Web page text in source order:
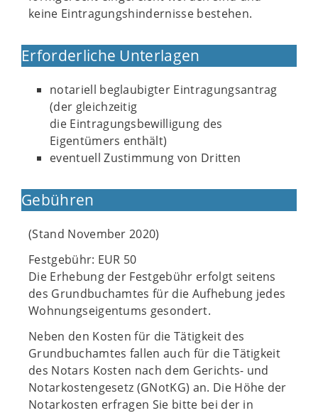
keine Eintragungshindernisse bestehen.
Erforderliche Unterlagen
notariell beglaubigter Eintragungsantrag
(der gleichzeitig
die Eintragungsbewilligung des
Eigentümers enthält)
eventuell Zustimmung von Dritten
Gebühren
(Stand November 2020)
Festgebühr: EUR 50
Die Erhebung der Festgebühr erfolgt seitens
des Grundbuchamtes für die Aufhebung jedes
Wohnungseigentums gesondert.
Neben den Kosten für die Tätigkeit des
Grundbuchamtes fallen auch für die Tätigkeit
des Notars Kosten nach dem Gerichts- und
Notarkostengesetz (GNotKG) an. Die Höhe der
Notarkosten erfragen Sie bitte bei der in